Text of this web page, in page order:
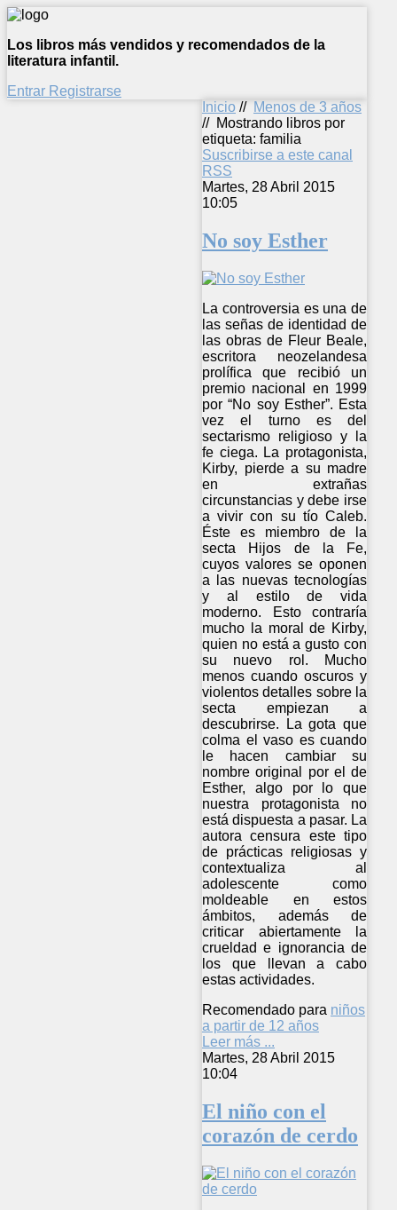
Los libros más vendidos y recomendados de la
literatura infantil.
Entrar Registrarse
Inicio // Menos de 3 años
// Mostrando libros por
etiqueta: familia
Suscribirse a este canal
RSS
Martes, 28 Abril 2015
10:05
No soy Esther
La controversia es una de
las señas de identidad de
las obras de Fleur Beale,
escritora neozelandesa
prolífica que recibió un
premio nacional en 1999
por “No soy Esther”. Esta
vez el turno es del
sectarismo religioso y la
fe ciega. La protagonista,
Kirby, pierde a su madre
en extrañas
circunstancias y debe irse
a vivir con su tío Caleb.
Éste es miembro de la
secta Hijos de la Fe,
cuyos valores se oponen
a las nuevas tecnologías
y al estilo de vida
moderno. Esto contraría
mucho la moral de Kirby,
quien no está a gusto con
su nuevo rol. Mucho
menos cuando oscuros y
violentos detalles sobre la
secta empiezan a
descubrirse. La gota que
colma el vaso es cuando
le hacen cambiar su
nombre original por el de
Esther, algo por lo que
nuestra protagonista no
está dispuesta a pasar. La
autora censura este tipo
de prácticas religiosas y
contextualiza al
adolescente como
moldeable en estos
ámbitos, además de
criticar abiertamente la
crueldad e ignorancia de
los que llevan a cabo
estas actividades.
Recomendado para niños
a partir de 12 años
Leer más ...
Martes, 28 Abril 2015
10:04
El niño con el
corazón de cerdo